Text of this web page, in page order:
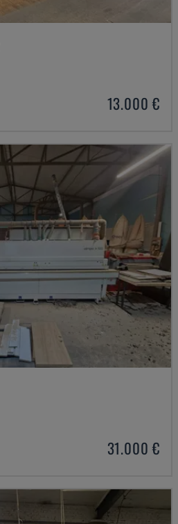
13.000 €
31.000 €